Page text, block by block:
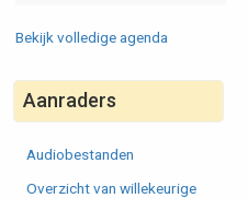
Bekijk volledige agenda
Aanraders
Audiobestanden
Overzicht van willekeurige